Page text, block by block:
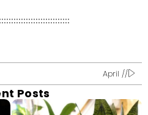
April //
Posts